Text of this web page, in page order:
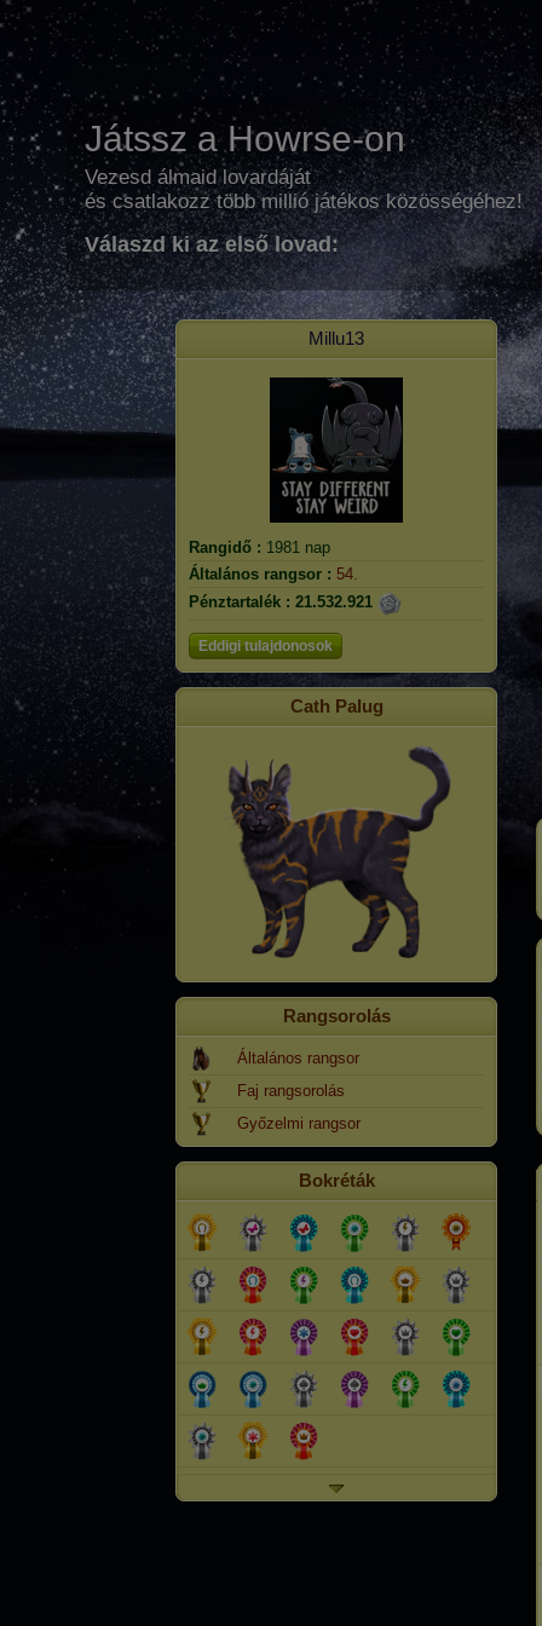
Játssz a Howrse-on
Vezesd álmaid lovardáját
és csatlakozz több millió játékos közösségéhez!
Válaszd ki az első lovad:
Millu13
Rangidő : 1981 nap
Általános rangsor : 54.
Pénztartalék : 21.532.921
Eddigi tulajdonosok
Cath Palug
Rangsorolás
Általános rangsor
Faj rangsorolás
Győzelmi rangsor
Bokréták